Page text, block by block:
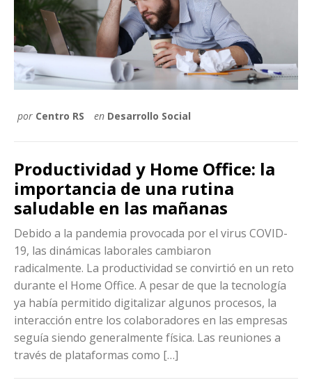
por Centro RS en Desarrollo Social
Productividad y Home Office: la
importancia de una rutina
saludable en las mañanas
Debido a la pandemia provocada por el virus COVID-
19, las dinámicas laborales cambiaron
radicalmente. La productividad se convirtió en un reto
durante el Home Office. A pesar de que la tecnología
ya había permitido digitalizar algunos procesos, la
interacción entre los colaboradores en las empresas
seguía siendo generalmente física. Las reuniones a
través de plataformas como […]